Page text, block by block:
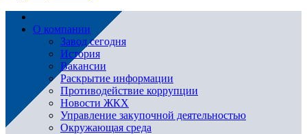
О компании
Завод сегодня
История
Вакансии
Раскрытие информации
Противодействие коррупции
Новости ЖКХ
Управление закупочной деятельностью
Окружающая среда